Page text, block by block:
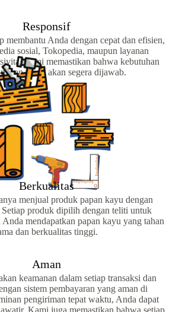
Responsif
membantu Anda dengan cepat dan efisien,
sosial, Tokopedia, maupun layanan
kami memastikan bahwa kebutuhan
Anda akan segera dijawab.
Berkualitas
menjual produk papan kayu dengan
produk dipilih dengan teliti untuk
mendapatkan papan kayu yang tahan
dan berkualitas tinggi.
Aman
keamanan dalam setiap transaksi dan
sistem pembayaran yang aman di
pengiriman tepat waktu, Anda dapat
Kami juga memastikan bahwa setiap